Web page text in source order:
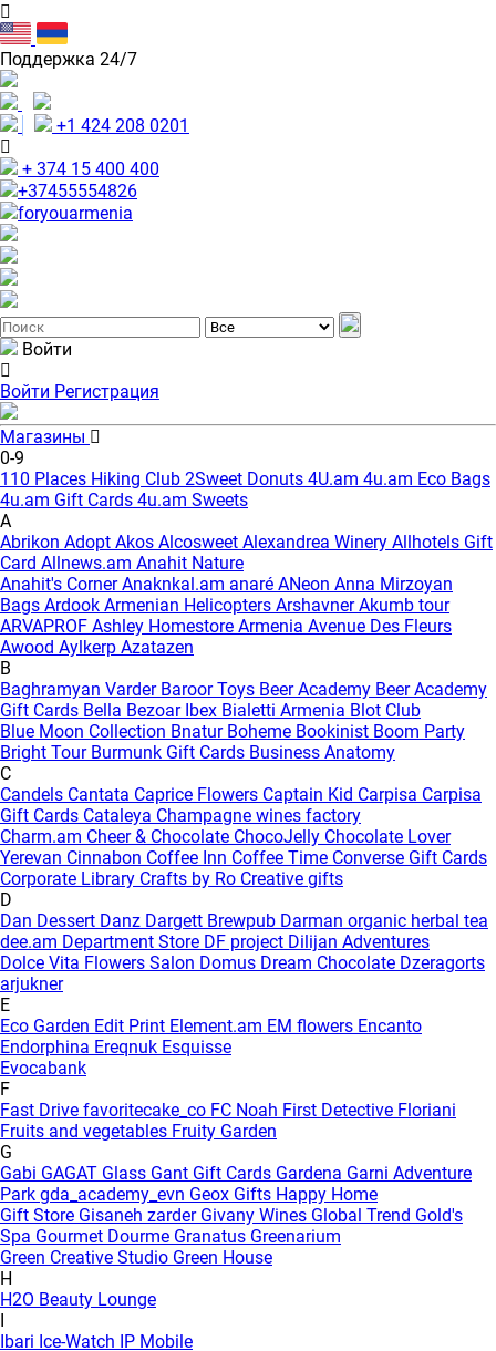
Поддержка 24/7
+1 424 208 0201
+ 374 15 400 400
+37455554826
foryouarmenia
Войти
Войти Регистрация
Магазины
0-9
110 Places Hiking Club 2Sweet Donuts 4U.am 4u.am Eco Bags
4u.am Gift Cards 4u.am Sweets
A
Abrikon Adopt Akos Alcosweet Alexandrea Winery Allhotels Gift
Card Allnews.am Anahit Nature
Anahit's CornerAnaknkal.am anaré ANeon Anna Mirzoyan
Bags Ardook Armenian Helicopters Arshavner Akumb tour
ARVAPROF Ashley Homestore Armenia Avenue Des Fleurs
Awood Aylkerp Azatazen
B
Baghramyan Varder Baroor Toys Beer Academy Beer Academy
Gift Cards Bella Bezoar Ibex Bialetti Armenia Blot Club
Blue Moon Collection Bnatur Boheme Bookinist Boom Party
Bright Tour Burmunk Gift Cards Business Anatomy
C
Candels Cantata Caprice Flowers Captain Kid Carpisa Carpisa
Gift Cards Cataleya Champagne wines factory
Charm.am Cheer & Chocolate ChocoJelly Chocolate Lover
Yerevan Cinnabon Coffee Inn Coffee Time Converse Gift Cards
Corporate Library Crafts by Ro Creative gifts
D
Dan Dessert Danz Dargett Brewpub Darman organic herbal tea
dee.am Department Store DF project Dilijan Adventures
Dolce Vita Flowers Salon Domus Dream Chocolate Dzeragorts
arjukner
E
Eco Garden Edit Print Element.am EM flowers Encanto
Endorphina Ereqnuk Esquisse
Evocabank
F
Fast Drive favoritecake_co FC Noah First Detective Floriani
Fruits and vegetables Fruity Garden
G
Gabi GAGAT Glass Gant Gift Cards Gardena Garni Adventure
Park gda_academy_evn Geox Gifts Happy Home
Gift Store Gisaneh zarder Givany Wines Global Trend Gold's
Spa Gourmet Dourme Granatus Greenarium
Green Creative Studio Green House
H
H2O Beauty Lounge
I
Ibari Ice-Watch IP Mobile